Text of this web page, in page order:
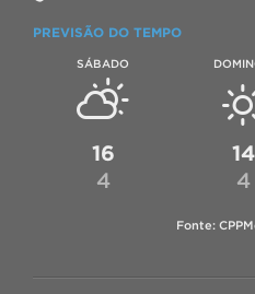
PREVISÃO DO TEMPO
SÁBADO
16
4
14
4
Fonte: